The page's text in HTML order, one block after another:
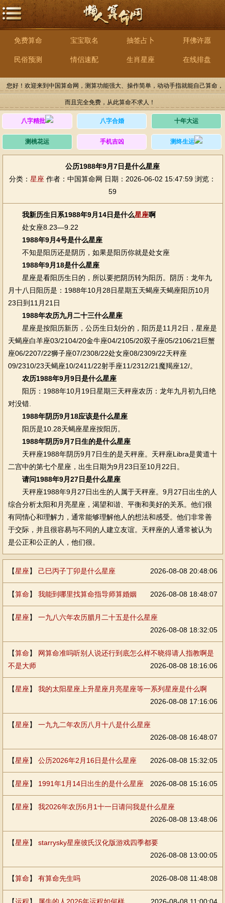
免费算命 宝宝取名 抽签占卜 拜佛许愿
民俗预测 情侣速配 生肖星座 在线排盘
您好！欢迎来到中国算命网，测算功能强大、操作简单，动动手指就能自己算命，
而且完全免费，从此算命不求人！
八字精批 八字合婚 十年大运
测桃花运 手机吉凶 测终生运
公历1988年9月7日是什么星座
分类： 星座 作者：中国算命网 日期：2026-06-02 15:47:59 浏览：
59
我新历生日系1988年9月14日是什么星座啊
处女座8.23—9.22
1988年9月4号是什么星座
不知是阳历还是阴历，如果是阳历你就是处女座
1988年9月18是什么星座
星座是看阳历生日的，所以要把阴历转为阳历。阴历：龙年九
月十八日阳历是：1988年10月28日星期五天蝎座天蝎座阳历10月
23日到11月21日
1988年农历九月二十三什么星座
星座是按阳历新历，公历生日划分的，阳历是11月2日，星座是
天蝎座白羊座03/2104/20金牛座04/2105/20双子座05/2106/21巨蟹
座06/2207/22狮子座07/2308/22处女座08/2309/22天秤座
09/2310/23天蝎座10/2411/22射手座11/2312/21魔羯座12/。
农历1988年9月9日是什么星座
阳历：1988年10月19日星期三天秤座农历：龙年九月初九日绝
对没错.
1988年阴历9月18应该是什么星座
阳历是10.28天蝎座星座按阳历。
1988年阴历9月7日生的是什么星座
天秤座1988年阴历9月7日生的是天秤座。天秤座Libra是黄道十
二宫中的第七个星座，出生日期为9月23日至10月22日。
请问1988年9月27日是什么星座
天秤座1988年9月27日出生的人属于天秤座。9月27日出生的人
综合分析太阳和月亮星座，渴望和谐、平衡和美好的关系。他们很
有同情心和理解力，通常能够理解他人的想法和感受。他们非常善
于交际，并且很容易与不同的人建立友谊。天秤座的人通常被认为
是公正和公正的人，他们很。
【星座】 己巳丙子丁卯是什么星座 2026-08-08 20:48:06
【算命】 我能到哪里找算命指导师算婚姻 2026-08-08 18:48:07
【星座】 一九八六年农历腊月二十五是什么星座
2026-08-08 18:32:05
【算命】 网算命准吗听别人说还行到底怎么样不晓得请人指教啊是
不是大师
2026-08-08 18:16:06
【星座】 我的太阳星座上升星座月亮星座等一系列星座是什么啊
2026-08-08 17:16:06
【星座】 一九九二年农历八月十八是什么星座
2026-08-08 16:48:07
【星座】 公历2026年2月16日是什么星座 2026-08-08 15:32:05
【星座】 1991年1月14日出生的是什么星座 2026-08-08 15:16:05
【星座】 我2026年农历6月1十一日请问我是什么星座
2026-08-08 13:48:06
【星座】 starrysky星座彼氏汉化版游戏四季都要
2026-08-08 13:00:05
【算命】 有算命先生吗 2026-08-08 11:48:08